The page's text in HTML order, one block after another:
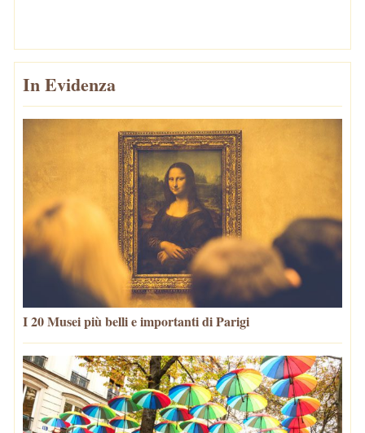
In Evidenza
I 20 Musei più belli e importanti di Parigi